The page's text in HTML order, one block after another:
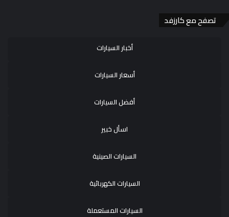
تصفح مع كارزفد
أخبار السيارات
أسعار السيارات
أفضل السيارات
اسأل خبير
السيارات الصينية
السيارات الكهربائية
السيارات المستعملة